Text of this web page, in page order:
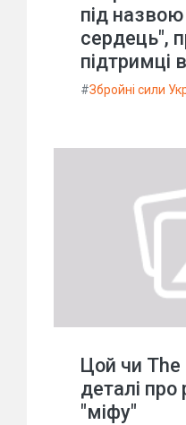
під
сердець",
підтримці
#Збройні сили
Цой чи The
деталі
"міфу"